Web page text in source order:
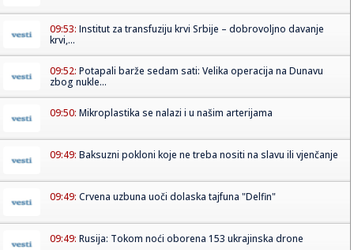
09:53: Institut za transfuziju krvi Srbije – dobrovoljno davanje
krvi,...
09:52: Potapali barže sedam sati: Velika operacija na Dunavu
zbog nukle...
09:50: Mikroplastika se nalazi i u našim arterijama
09:49: Baksuzni pokloni koje ne treba nositi na slavu ili vjenčanje
09:49: Crvena uzbuna uoči dolaska tajfuna "Delfin"
09:49: Rusija: Tokom noći oborena 153 ukrajinska drone